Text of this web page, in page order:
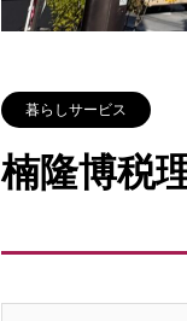
暮らしサービス
楠隆博税